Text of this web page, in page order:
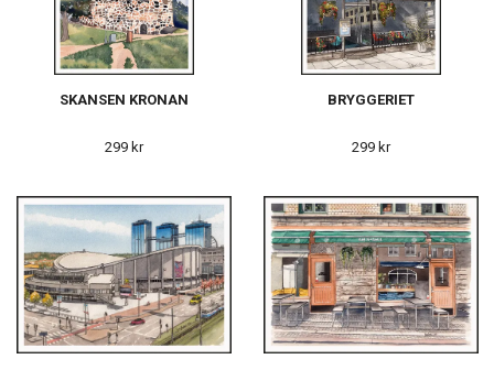
SKANSEN KRONAN
299 kr
BRYGGERIET
299 kr